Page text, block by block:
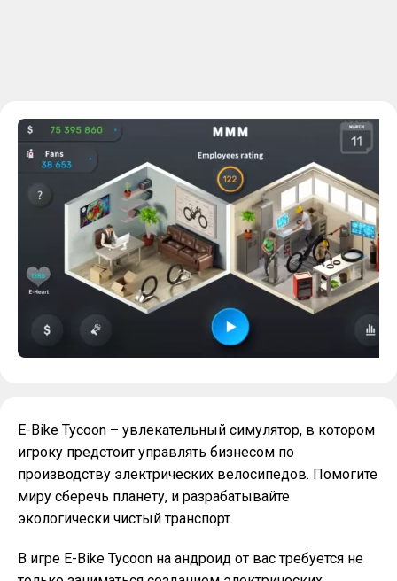
E-Bike Tycoon – увлекательный симулятор, в котором
игроку предстоит управлять бизнесом по
производству электрических велосипедов. Помогите
миру сберечь планету, и разрабатывайте
экологически чистый транспорт.
В игре E-Bike Tycoon на андроид от вас требуется не